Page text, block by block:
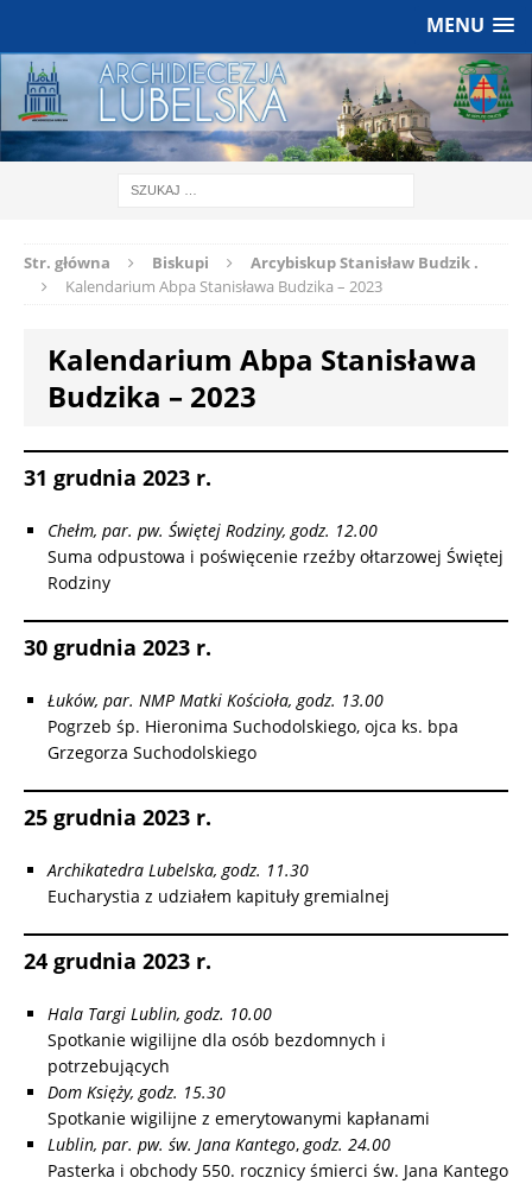
MENU
Str. główna Biskupi
Arcybiskup Stanisław Budzik .
Kalendarium Abpa Stanisława Budzika – 2023
Kalendarium Abpa Stanisława
Budzika – 2023
31 grudnia 2023 r.
Chełm, par. pw. Świętej Rodziny, godz. 12.00
Suma odpustowa i poświęcenie rzeźby ołtarzowej Świętej
Rodziny
30 grudnia 2023 r.
Łuków, par. NMP Matki Kościoła, godz. 13.00
Pogrzeb śp. Hieronima Suchodolskiego, ojca ks. bpa
Grzegorza Suchodolskiego
25 grudnia 2023 r.
Archikatedra Lubelska, godz. 11.30
Eucharystia z udziałem kapituły gremialnej
24 grudnia 2023 r.
Hala Targi Lublin, godz. 10.00
Spotkanie wigilijne dla osób bezdomnych i
potrzebujących
Dom Księży, godz. 15.30
Spotkanie wigilijne z emerytowanymi kapłanami
Lublin, par. pw. św. Jana Kantego,godz. 24.00
Pasterka i obchody 550. rocznicy śmierci św. Jana Kantego